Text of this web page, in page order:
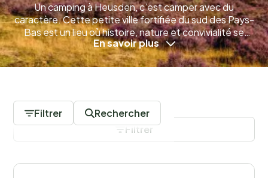
Un camping à Heusden, c’est camper avec du
caractère. Cette petite ville fortifiée du sud des Pays-
Bas est un lieu où histoire, nature et convivialité se
rencontrent. Entourée d’anciens remparts et de
canaux pittoresques, Heusden semble tout droit
sortie d’un tableau, avec en plus le confort et la liberté
En savoir plus
Filtrer Rechercher
Filtrer